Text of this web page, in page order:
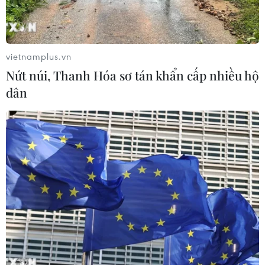
đồng
03/08/2026 13:47
CƠ QUAN CHỦ QUẢN: THÔNG TẤN XÃ VIỆT NAM
Tổng Biên tập: TRẦN TIẾN DUẨN
Phó Tổng Biên tập: NGUYỄN THỊ TÁM, KHÚC THANH
THỦY
Sở hữu trí tuệ
Quy định sử dụng
vietnamplus.vn
Nứt núi, Thanh Hóa sơ tán khẩn cấp nhiều hộ
dân